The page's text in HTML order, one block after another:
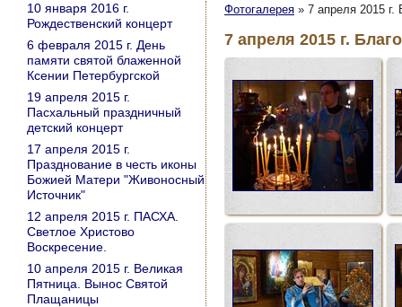
Фотогалерея » 7 апреля 2015
7 апреля 2015 г.
10 января 2016 г.
Рождественский концерт
6 февраля 2015 г. День
памяти святой блаженной
Ксении Петербургской
19 апреля 2015 г.
Пасхальный праздничный
детский концерт
17 апреля 2015 г.
Празднование в честь иконы
Божией Матери "Живоносный
Источник"
12 апреля 2015 г. ПАСХА.
Светлое Христово
Воскресение.
10 апреля 2015 г. Великая
Пятница. Вынос Святой
Плащаницы